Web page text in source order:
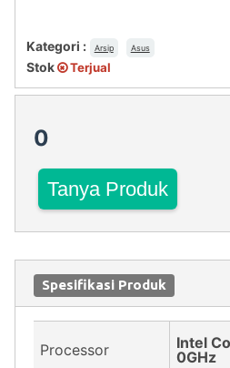
Kategori : Arsip Asus
Stok Terjual
0
Tanya Produk
Spesifikasi Produk
Processor
Intel
0GHz